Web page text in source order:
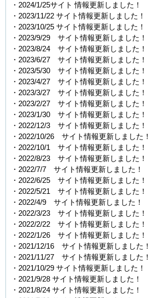
・2024/1/25サイト 情報更新しました！
・2023/11/22 サイト情報更新しました！
・2023/10/25 サイト情報更新しました！
・2023/9/29 サイト情報更新しました！
・2023/8/24 サイト情報更新しました！
・2023/6/27 サイト情報更新しました！
・2023/5/30 サイト情報更新しました！
・2023/4/27 サイト情報更新しました！
・2023/3/27 サイト情報更新しました！
・2023/2/27 サイト情報更新しました！
・2023/1/30 サイト情報更新しました！
・2022/12/3 サイト情報更新しました！
・2022/10/26 サイト情報更新しました！
・2022/10/1 サイト情報更新しました！
・2022/8/23 サイト情報更新しました！
・2022/7/7 サイト情報更新しました！
・2022/6/25 サイト情報更新しました！
・2022/5/21 サイト情報更新しました！
・2022/4/9 サイト情報更新しました！
・2022/3/23 サイト情報更新しました！
・2022/2/22 サイト情報更新しました！
・2022/1/26 サイト情報更新しました！
・2021/12/16 サイト情報更新しました！
・2021/11/27 サイト情報更新しました！
・2021/10/29 サイト情報更新しました！
・2021/9/28 サイト情報更新しました！
・2021/8/24 サイト情報更新しました！